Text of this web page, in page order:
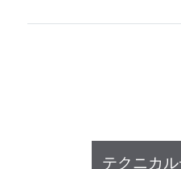
テクニカ